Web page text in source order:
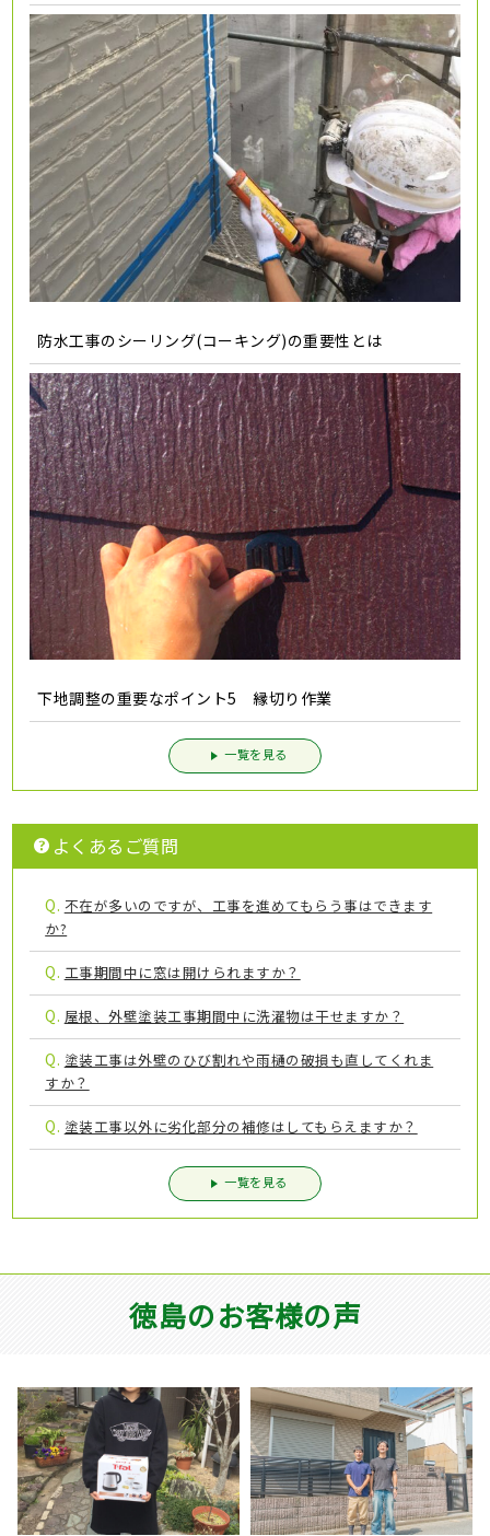
防水工事のシーリング(コーキング)の重要性とは
下地調整の重要なポイント5 縁切り作業
一覧を見る
よくあるご質問
Q. 不在が多いのですが、工事を進めてもらう事はできます
か?
Q. 工事期間中に窓は開けられますか？
Q. 屋根、外壁塗装工事期間中に洗濯物は干せますか？
Q. 塗装工事は外壁のひび割れや雨樋の破損も直してくれま
すか？
Q. 塗装工事以外に劣化部分の補修はしてもらえますか？
一覧を見る
徳島のお客様の声